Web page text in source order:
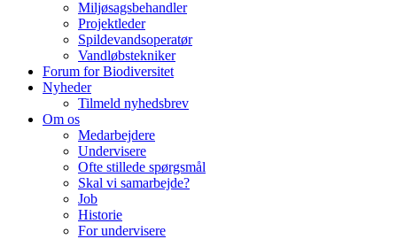
Miljøsagsbehandler
Projektleder
Spilde­vands­operatør
Vandløbstekniker
Forum for Biodiversitet
Nyheder
Tilmeld nyhedsbrev
Om os
Medarbejdere
Undervisere
Ofte stillede spørgsmål
Skal vi samarbejde?
Job
Historie
For undervisere